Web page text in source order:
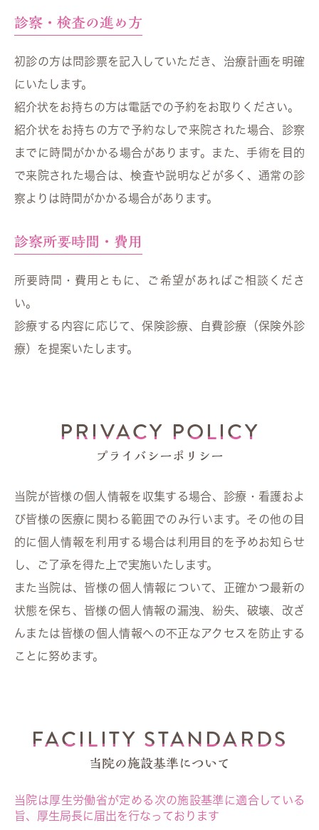
診察・検査の進め方
初診の方は問診票を記入していただき、治療計画を明確
にいたします。
紹介状をお持ちの方は電話での予約をお取りください。
紹介状をお持ちの方で予約なしで来院された場合、診察
までに時間がかかる場合があります。また、手術を目的
で来院された場合は、検査や説明などが多く、通常の診
察よりは時間がかかる場合があります。
診察所要時間・費用
所要時間・費用ともに、ご希望があればご相談くださ
い。
診療する内容に応じて、保険診療、自費診療（保険外診
療）を提案いたします。
PRIVACY POLICY
プライバシーポリシー
当院が皆様の個人情報を収集する場合、診療・看護およ
び皆様の医療に関わる範囲でのみ行います。その他の目
的に個人情報を利用する場合は利用目的を予めお知らせ
し、ご了承を得た上で実施いたします。
また当院は、皆様の個人情報について、正確かつ最新の
状態を保ち、皆様の個人情報の漏洩、紛失、破壊、改ざ
んまたは皆様の個人情報への不正なアクセスを防止する
ことに努めます。
FACILITY STANDARDS
当院の施設基準について
当院は厚生労働省が定める次の施設基準に適合している
旨、厚生局長に届出を行なっております